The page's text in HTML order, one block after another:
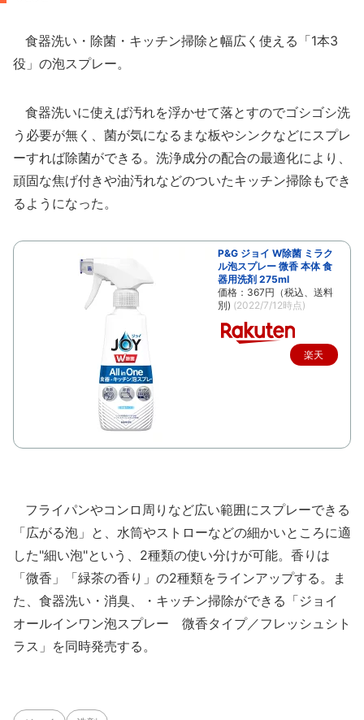
食器洗い・除菌・キッチン掃除と幅広く使える「1本3
役」の泡スプレー。
食器洗いに使えば汚れを浮かせて落とすのでゴシゴシ洗
う必要が無く、菌が気になるまな板やシンクなどにスプレ
ーすれば除菌ができる。洗浄成分の配合の最適化により、
頑固な焦げ付きや油汚れなどのついたキッチン掃除もでき
るようになった。
P&G ジョイ W除菌 ミラク
ル泡スプレー 微香 本体 食
器用洗剤 275ml
価格：367円（税込、送料
別) (2022/7/12時点)
楽天
フライパンやコンロ周りなど広い範囲にスプレーできる
「広がる泡」と、水筒やストローなどの細かいところに適
した"細い泡"という、2種類の使い分けが可能。香りは
「微香」「緑茶の香り」の2種類をラインアップする。ま
た、食器洗い・消臭、・キッチン掃除ができる「ジョイ
オールインワン泡スプレー 微香タイプ／フレッシュシト
ラス」を同時発売する。